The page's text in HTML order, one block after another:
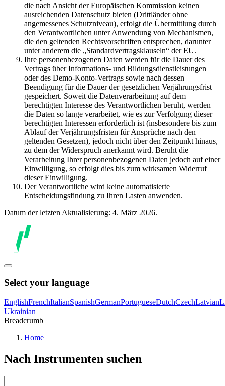
die nach Ansicht der Europäischen Kommission keinen
ausreichenden Datenschutz bieten (Drittländer ohne
angemessenes Schutzniveau), erfolgt die Übermittlung durch
den Verantwortlichen unter Anwendung von Mechanismen,
die den geltenden Rechtsvorschriften entsprechen, darunter
unter anderem die „Standardvertragsklauseln“ der EU.
Ihre personenbezogenen Daten werden für die Dauer des
Vertrags über Informations- und Bildungsdienstleistungen
oder des Demo-Konto-Vertrags sowie nach dessen
Beendigung für die Dauer der gesetzlichen Verjährungsfrist
gespeichert. Soweit die Datenverarbeitung auf dem
berechtigten Interesse des Verantwortlichen beruht, werden
die Daten so lange verarbeitet, wie es zur Verfolgung dieser
berechtigten Interessen erforderlich ist (insbesondere bis zum
Ablauf der Verjährungsfristen für Ansprüche nach den
geltenden Gesetzen), jedoch nicht über den Zeitpunkt hinaus,
zu dem der Widerspruch anerkannt wird. Beruht die
Verarbeitung Ihrer personenbezogenen Daten jedoch auf einer
Einwilligung, so erfolgt dies bis zum wirksamen Widerruf
dieser Einwilligung.
Der Verantwortliche wird keine automatisierte
Entscheidungsfindung zu Ihren Lasten anwenden.
Datum der letzten Aktualisierung: 4. März 2026.
Select your language
EnglishFrenchItalianSpanishGermanPortugueseDutchCzechLatvian
Ukrainian
Breadcrumb
Home
Nach Instrumenten suchen